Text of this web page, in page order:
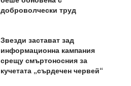
доброволчески труд
Звезди застават зад
информационна кампания
срещу смъртоносния за
кучетата „сърдечен червей“